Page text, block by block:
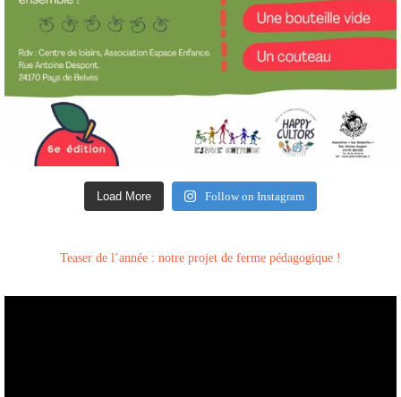
Load More Follow on Instagram
Teaser de l’année : notre projet de ferme pédagogique !